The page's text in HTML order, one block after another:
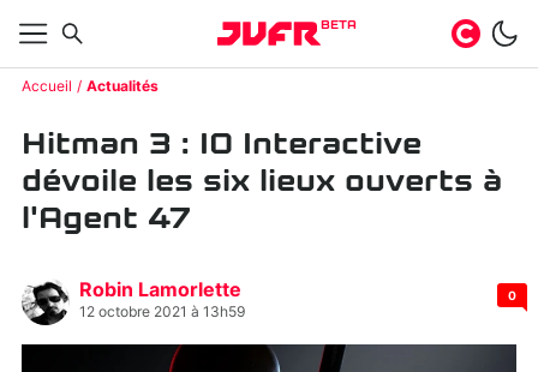
BETA
Accueil Actualités
Hitman 3 : IO Interactive
dévoile les six lieux ouverts à
l'Agent 47
Robin Lamorlette
12 octobre 2021 à 13h59
0